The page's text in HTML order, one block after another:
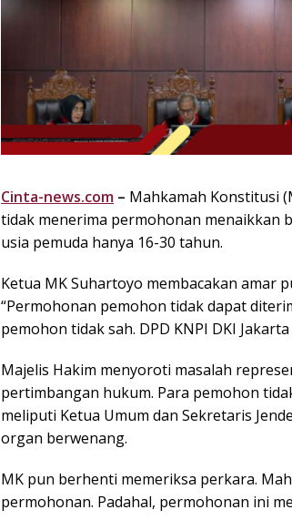
Cinta-news.com – Mahkamah Konstitusi
tidak menerima permohonan menaikkan
usia pemuda hanya 16-30 tahun.
Ketua MK Suhartoyo membacakan amar
“Permohonan pemohon tidak dapat
pemohon tidak sah. DPD KNPI DKI
Majelis Hakim menyoroti masalah
pertimbangan hukum. Para pemohon
meliputi Ketua Umum dan Sekretaris
organ berwenang.
MK pun berhenti memeriksa perkara.
permohonan. Padahal, permohonan ini